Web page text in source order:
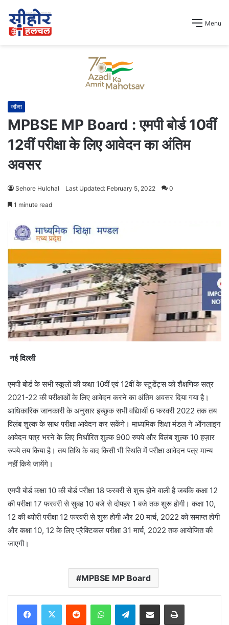
Menu
जॉब्स
MPBSE MP Board : एमपी बोर्ड 10वीं
12वीं परीक्षा के लिए आवेदन का अंतिम
अवसर
Sehore Hulchal Last Updated: February 5, 2022 0
1 minute read
नई दिल्ली
एमपी बोर्ड के सभी स्कूलों की कक्षा 10वीं एवं 12वीं के स्टूडेंट्स को शैक्षणिक सत्र
2021-22 की परीक्षाओं के लिए आवेदन करने का अंतिम अवसर दिया गया है।
आधिकारिक जानकारी के अनुसार इच्छुक सभी वद्यिार्थी 6 फरवरी 2022 तक तय
विलंब शुल्क के साथ परीक्षा आवेदन कर सकेंगे। माध्यमिक शिक्षा मंडल ने ऑनलाइन
आवेदन पत्र भरने के लिए निर्धारित शुल्क 900 रुपये और विलंब शुल्क 10 हज़ार
रुपये तय किया है। तय तिथि के बाद किसी भी स्थिति में परीक्षा आवेदन पत्र मान्य
नहीं किये जायेंगे।
एमपी बोर्ड कक्षा 10 की बोर्ड परीक्षा 18 फरवरी से शुरू होने वाली है जबकि कक्षा 12
की परीक्षा 17 फरवरी से सुबह 10 बजे से दोपहर 1 बजे तक शुरू होगी। कक्षा 10,
12 की थ्योरी परीक्षा 12 फरवरी से शुरू होगी और 20 मार्च, 2022 को समाप्त होगी
और कक्षा 10, 12 के लिए प्रैक्टिकल परीक्षा 31 मार्च, 2022 तक आयोजित की
जाएगी।
MPBSE MP Board
Telegram